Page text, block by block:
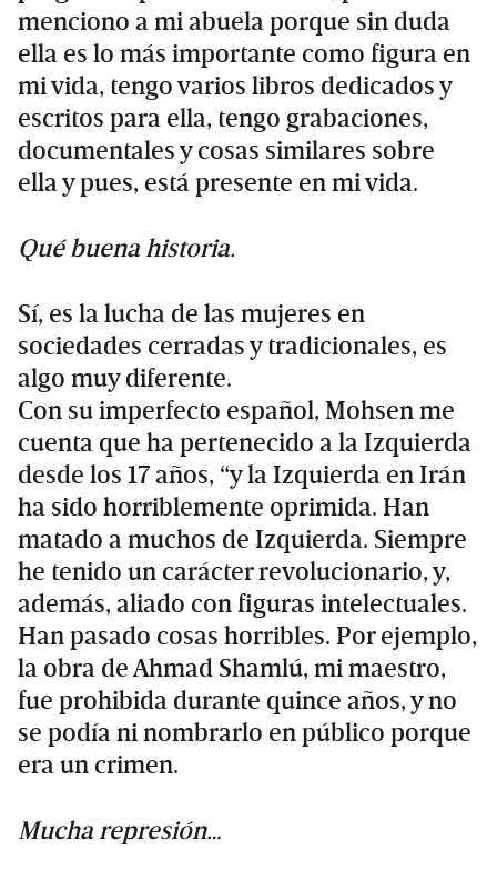
menciono a mi abuela porque sin duda
ella es lo más importante como figura en
mi vida, tengo varios libros dedicados y
escritos para ella, tengo grabaciones,
documentales y cosas similares sobre
ella y pues, está presente en mi vida.
Qué buena historia.
Sí, es la lucha de las mujeres en
sociedades cerradas y tradicionales, es
algo muy diferente.
Con su imperfecto español, Mohsen me
cuenta que ha pertenecido a la Izquierda
desde los 17 años, “y la Izquierda en Irán
ha sido horriblemente oprimida. Han
matado a muchos de Izquierda. Siempre
he tenido un carácter revolucionario, y,
además, aliado con figuras intelectuales.
Han pasado cosas horribles. Por ejemplo,
la obra de Ahmad Shamlú, mi maestro,
fue prohibida durante quince años, y no
se podía ni nombrarlo en público porque
era un crimen.
Mucha represión…